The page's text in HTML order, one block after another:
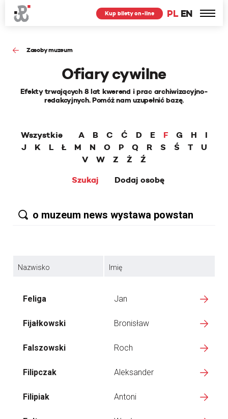
PL EN
Kup bilety on-line
Zasoby muzeum
Ofiary cywilne
Efekty trwających 8 lat kwerend i prac archiwizacyjno-
redakcyjnych. Pomóż nam uzupełnić bazę.
Wszystkie A B C Ć D E F G H
I
J
K L Ł M N O P Q R S Ś T
U
V
W Z Ż
Ź
Szukaj
Dodaj osobę
Nazwisko Imię
Feliga Jan
Fijałkowski Bronisław
Falszowski Roch
Filipczak Aleksander
Filipiak Antoni